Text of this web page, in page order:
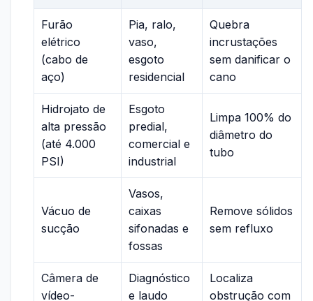
Furão
elétrico
(cabo de
aço)
Pia, ralo,
vaso,
esgoto
residencial
Quebra
incrustações
sem danificar o
cano
Hidrojato de
alta pressão
(até 4.000
PSI)
Esgoto
predial,
comercial e
industrial
Limpa 100% do
diâmetro do
tubo
Vácuo de
sucção
Vasos,
caixas
sifonadas e
fossas
Remove sólidos
sem refluxo
Câmera de
vídeo-
Diagnóstico
e laudo
Localiza
obstrução com